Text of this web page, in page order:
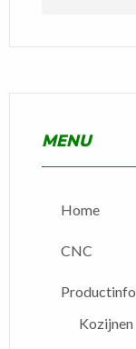
MENU
Home
CNC
Productinfo
Kozijnen